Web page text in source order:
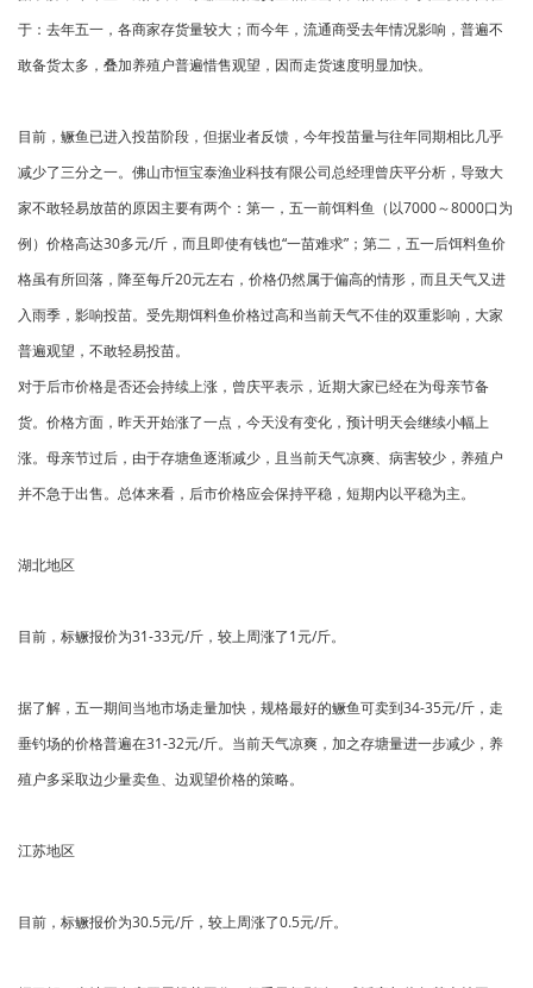
于：去年五一，各商家存货量较大；而今年，流通商受去年情况影响，普遍不
敢备货太多，叠加养殖户普遍惜售观望，因而走货速度明显加快。
目前，鳜鱼已进入投苗阶段，但据业者反馈，今年投苗量与往年同期相比几乎
减少了三分之一。佛山市恒宝泰渔业科技有限公司总经理曾庆平分析，导致大
家不敢轻易放苗的原因主要有两个：第一，五一前饵料鱼（以7000～8000口为
例）价格高达30多元/斤，而且即使有钱也“一苗难求”；第二，五一后饵料鱼价
格虽有所回落，降至每斤20元左右，价格仍然属于偏高的情形，而且天气又进
入雨季，影响投苗。受先期饵料鱼价格过高和当前天气不佳的双重影响，大家
普遍观望，不敢轻易投苗。
对于后市价格是否还会持续上涨，曾庆平表示，近期大家已经在为母亲节备
货。价格方面，昨天开始涨了一点，今天没有变化，预计明天会继续小幅上
涨。母亲节过后，由于存塘鱼逐渐减少，且当前天气凉爽、病害较少，养殖户
并不急于出售。总体来看，后市价格应会保持平稳，短期内以平稳为主。
湖北地区
目前，标鳜报价为31-33元/斤，较上周涨了1元/斤。
据了解，五一期间当地市场走量加快，规格最好的鳜鱼可卖到34-35元/斤，走
垂钓场的价格普遍在31-32元/斤。当前天气凉爽，加之存塘量进一步减少，养
殖户多采取边少量卖鱼、边观望价格的策略。
江苏地区
目前，标鳜报价为30.5元/斤，较上周涨了0.5元/斤。